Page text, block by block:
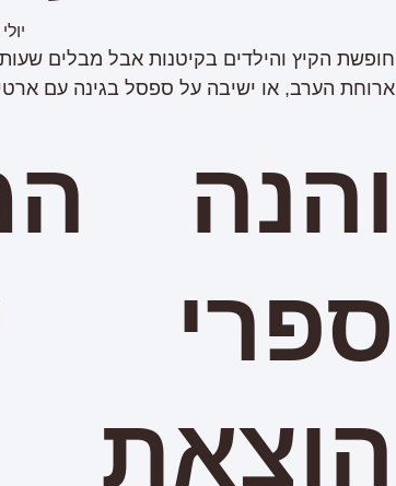
יולי 20,
חופשת הקיץ והילדים בקיטנות אבל מבלים
ארוחת הערב, או ישיבה על ספסל בגינה עם
והנה
ספרי